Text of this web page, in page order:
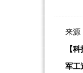
来源
【
军工